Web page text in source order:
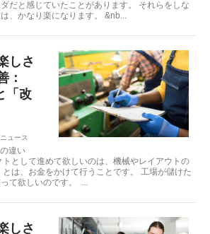
だと感じていたことがあります。 それらをしな
、かなり楽になります。 &nb...
しさ
：
「改
ュース
違い
として進めて欲しいのは、機械やレイアウトの
とは、お金をかけて行うことです。 工場が儲けた
て欲しいのです。 ...
しさ